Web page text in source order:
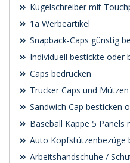
Kugelschreiber mit
1a Werbeartikel
Snapback-Caps günstig
Individuell bestickte oder
Caps bedrucken
Trucker Caps und
Sandwich Cap besticken
Baseball Kappe 5 Panels
Auto Kopfstützenbezüge
Arbeitshandschuhe /